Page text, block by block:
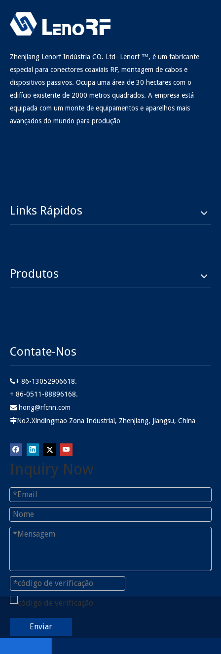
Zhenjiang Lenorf Indústria CO. Ltd- Lenorf ™, é um fabricante
especial para conectores coaxiais RF, montagem de cabos e
dispositivos passivos. Ocupa uma área de 30 hectares com o
edifício existente de 2000 metros quadrados. A empresa está
equipada com um monte de equipamentos e aparelhos mais
avançados do mundo para produção
Links Rápidos
Produtos
Contate-Nos
+ 86-13052906618.
+ 86-0511-88896168.
 hong@rfcnn.com
No2.Xindingmao Zona Industrial, Zhenjiang, Jiangsu, China
Inquiry Now
Enviar